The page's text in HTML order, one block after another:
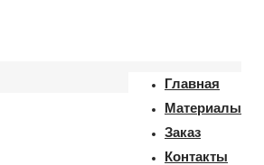
Главная
Материалы
Заказ
Контакты